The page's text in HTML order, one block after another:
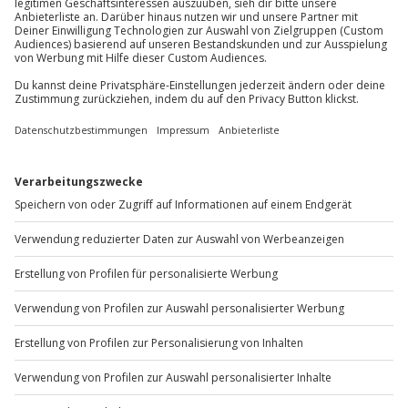
Gruppengröße: 1-4 Personen
Du möchtest als Firma bestellen?
+49 89 / 60 60 89 700
b2b@jochen-schweizer.de
www.b2b.jochen-schweizer.de/
Artikelnummer:65054
Andere Produkte entdecken